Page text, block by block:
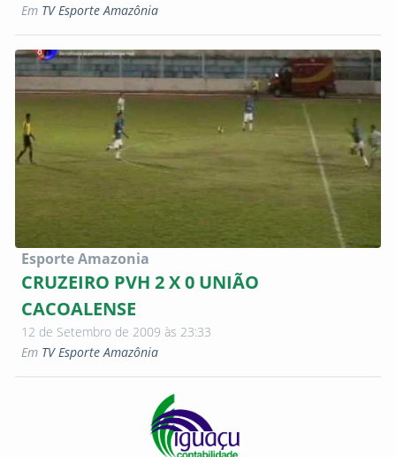
Em TV Esporte Amazônia
Esporte Amazonia
CRUZEIRO PVH 2 X 0 UNIÃO
CACOALENSE
12 de Setembro de 2009 às 23:33
Em TV Esporte Amazônia